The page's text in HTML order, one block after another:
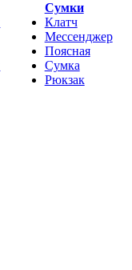
Cумки
Клатч
Мессенджер
Поясная
Сумка
Рюкзак